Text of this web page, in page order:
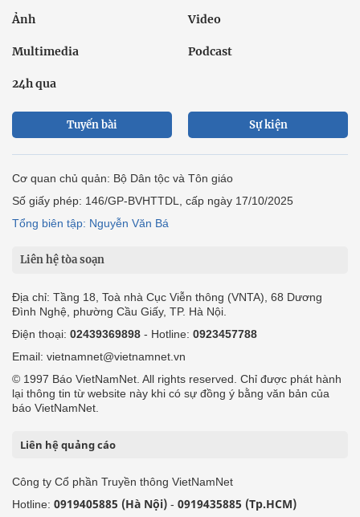
Ảnh Video
Multimedia Podcast
24h qua
Tuyến bài Sự kiện
Cơ quan chủ quản: Bộ Dân tộc và Tôn giáo
Số giấy phép: 146/GP-BVHTTDL, cấp ngày 17/10/2025
Tổng biên tập: Nguyễn Văn Bá
Liên hệ tòa soạn
Địa chỉ: Tầng 18, Toà nhà Cục Viễn thông (VNTA), 68 Dương
Đình Nghệ, phường Cầu Giấy, TP. Hà Nội.
Điện thoại: 02439369898 - Hotline: 0923457788
Email: vietnamnet@vietnamnet.vn
© 1997 Báo VietNamNet. All rights reserved. Chỉ được phát hành
lại thông tin từ website này khi có sự đồng ý bằng văn bản của
báo VietNamNet.
Liên hệ quảng cáo
Công ty Cổ phần Truyền thông VietNamNet
Hotline: 0919405885 (Hà Nội) - 0919435885 (Tp.HCM)